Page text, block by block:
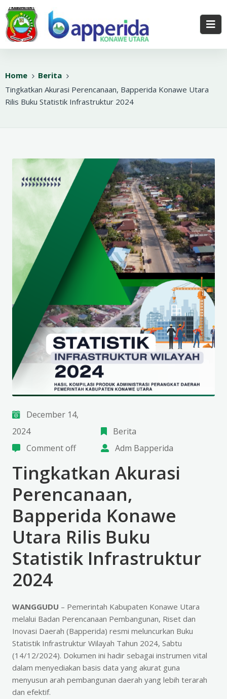
Home
Berita
Tingkatkan Akurasi Perencanaan, Bapperida Konawe Utara
Rilis Buku Statistik Infrastruktur 2024
December 14,
2024
Berita
Comment off
Adm Bapperida
Tingkatkan Akurasi
Perencanaan,
Bapperida Konawe
Utara Rilis Buku
Statistik Infrastruktur
2024
WANGGUDU – Pemerintah Kabupaten Konawe Utara
melalui Badan Perencanaan Pembangunan, Riset dan
Inovasi Daerah (Bapperida) resmi meluncurkan Buku
Statistik Infrastruktur Wilayah Tahun 2024, Sabtu
(14/12/2024). Dokumen ini hadir sebagai instrumen vital
dalam menyediakan basis data yang akurat guna
menyusun arah pembangunan daerah yang lebih terarah
dan efektif.